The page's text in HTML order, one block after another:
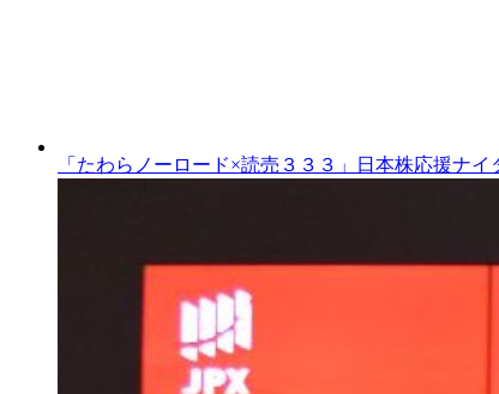
「たわらノーロード×読売３３３」日本株応援ナ